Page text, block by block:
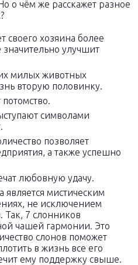
о чём же расскажет разное
своего хозяина более
улучшит
милых животных
вторую половинку.
символами
позволяет
а также успешно
любовную удачу.
мистическим
не исключением
Так, 7 слонников
чашей гармонии. Это
слонов поможет
в жизнь все его
ему поддержку свыше.